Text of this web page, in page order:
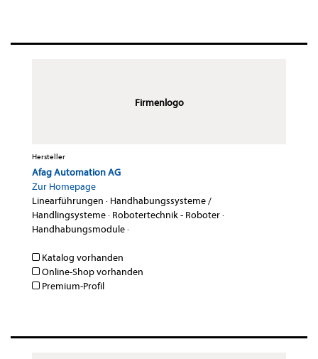
Firmenlogo
Hersteller
Afag Automation AG
Zur Homepage
Linearführungen · Handhabungssysteme /
Handlingsysteme· Robotertechnik - Roboter·
Handhabungsmodule·
Katalog vorhanden
Online-Shop vorhanden
Premium-Profil